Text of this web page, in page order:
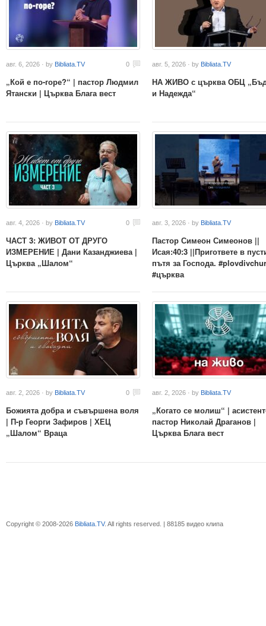
авг. 6, 2026 · by Bibliata.TV 0
„Кой е по-горе?“ | пастор Людмил
Ятански | Църква Блага вест
авг. 5, 2026 · by Bibliata.TV
НА ЖИВО с църква ОБЦ
и Надежда“
авг. 4, 2026 · by Bibliata.TV 0
ЧАСТ 3: ЖИВОТ ОТ ДРУГО
ИЗМЕРЕНИЕ | Дани Казанджиева |
Църква „Шалом“
авг. 3, 2026 · by Bibliata.TV
Пастор Симеон Симеонов ||
Исая:40:3 ||Пригответе в
пътя за Господа.
#църква
авг. 2, 2026 · by Bibliata.TV 0
Божията добра и съвършена воля
| П-р Георги Зафиров | ХЕЦ
„Шалом“ Враца
авг. 2, 2026 · by Bibliata.TV
„Когато се молиш“ |
пастор Николай Драганов |
Църква Блага вест
Copyright © 2008-2026 Bibliata.TV. All rights reserved. | 88185 видео клипа